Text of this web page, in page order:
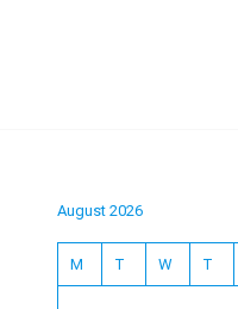
August 2026
M T W T